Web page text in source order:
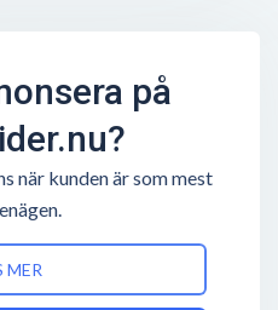
på
när kunden är som mest
MER